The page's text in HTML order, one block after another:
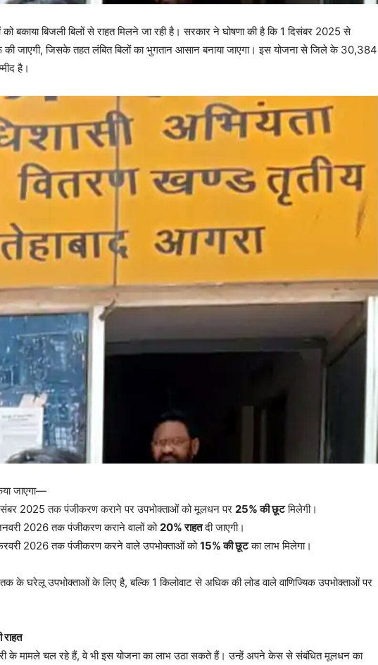
बकाया बिजली बिलों से राहत मिलने जा रही है। सरकार ने घोषणा की है कि 1 दिसंबर 2025 से
जाएगी, जिसके तहत लंबित बिलों का भुगतान आसान बनाया जाएगा। इस योजना से जिले के 30,384
है।
जाएगा—
2025 तक पंजीकरण कराने पर उपभोक्ताओं को मूलधन पर 25% की छूटमिलेगी।
2026 तक पंजीकरण कराने वालों को20% राहतदी जाएगी।
2026 तक पंजीकरण करने वाले उपभोक्ताओं को15% की छूटका लाभ मिलेगा।
तक के घरेलू उपभोक्ताओं के लिए है, बल्कि 1 किलोवाट से अधिक की लोड वाले वाणिज्यिक उपभोक्ताओं पर
राहत
के मामले चल रहे हैं, वे भी इस योजना का लाभ उठा सकते हैं। उन्हें अपने केस से संबंधित मूलधन का